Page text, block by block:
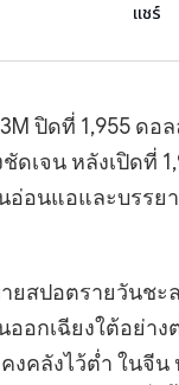
แชร์
ปิดที่ 1,955 ดอ
เจน หลังเปิดที่
อ่อนแอและบรรย
ยสปอตรายวันชะ
อกเฉียงใต้อย่าง
งคลังไว้ต่ำ ในจีน